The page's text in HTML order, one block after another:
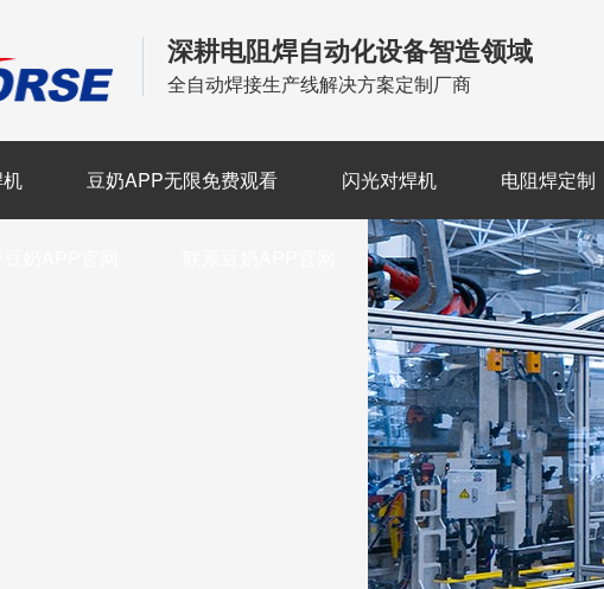
深耕电阻焊自动化设备智造领域
全自动焊接生产线解决方案定制厂商
豆奶APP无限免费观看 闪光对焊机 电阻焊定制